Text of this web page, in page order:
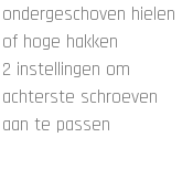
ondergeschoven hielen
of hoge hakken
2 instellingen om
achterste schroeven
aan te passen